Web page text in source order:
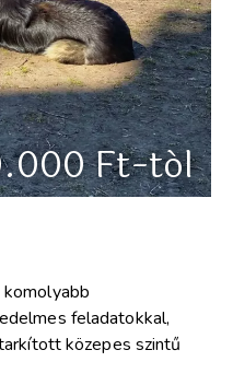
Ft-tól
feladatokkal,
közepes szintű